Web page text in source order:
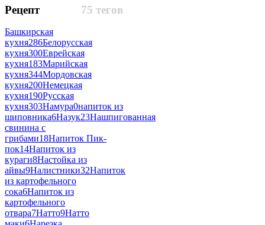
75 тегов
Рецепт
Башкирская
кухня286Белорусская
кухня300Еврейская
кухня183Марийская
кухня344Мордовская
кухня200Немецкая
кухня190Русская
кухня303Намура0напиток из
шиповника6Назук23Нашпигованная
свинина с
грибами18Напиток Пик-
пок14Напиток из
кураги8Настойка из
айвы9Налистники32Напиток
из картофельного
сока6Напиток из
картофельного
отвара7Натто9Натто